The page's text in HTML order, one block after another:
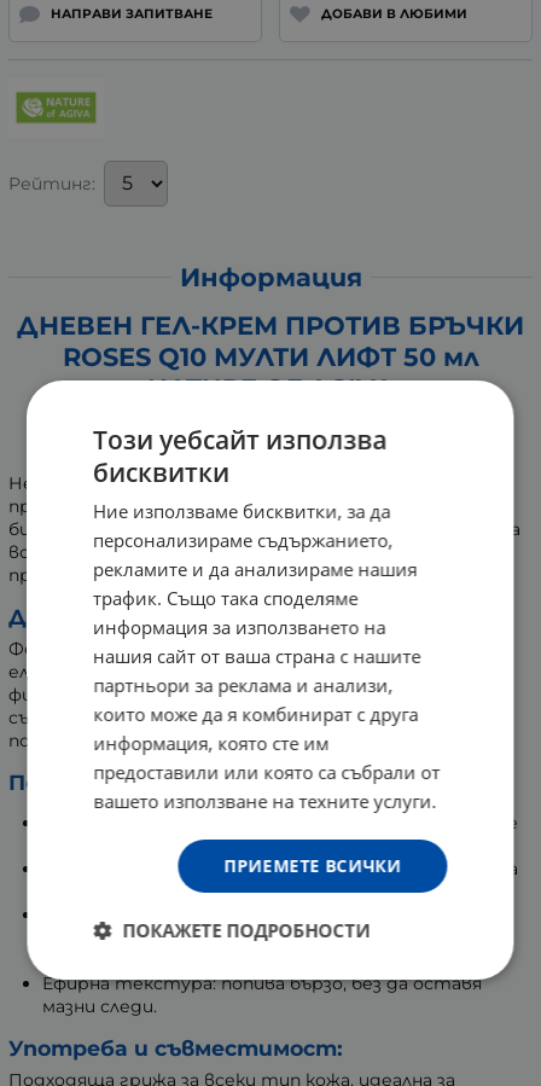
НАПРАВИ ЗАПИТВАНЕ ДОБАВИ В ЛЮБИМИ
Рейтинг:
Информация
ДНЕВЕН ГЕЛ-КРЕМ ПРОТИВ БРЪЧКИ
ROSES Q10 МУЛТИ ЛИФТ 50 мл
NATURE OF AGIVA
Козметична грижа за поддържане на
красив, гладък и сияен вид на кожата
Нежен дневен гел-крем с 98% съставки с натурален
произход. Формулата е обогатена с коензим Q10,
биомиметичен пептид, хиалуронова киселина и розова
вода, които спомагат за омекотяване на видимите
признаци на стареене.
Действие:
Формулата спомага за подобряване на усещането за
еластичност и плътност, намалява видимостта на
фините линии и пигментните петна, като
същевременно осигурява интензивна хидратация и
поддържа сияйния тен.
Ползи:
Грижа срещу стареене: визуално изглажда фините
бръчки и линии.
Поддържане на еластичността: кожата изглежда
по-стегната, плътна и тонизирана.
розова вода и хиалуронова киселина освежават и
Ефирна текстура: попива бързо, без да оставя
мазни следи.
Употреба и съвместимост:
Подходяща грижа за всеки тип кожа, идеална за
Този уебсайт използва
бисквитки
Ние използваме бисквитки, за да
персонализираме съдържанието,
рекламите и да анализираме нашия
трафик. Също така споделяме
информация за използването на
нашия сайт от ваша страна с нашите
партньори за реклама и анализи,
които може да я комбинират с друга
информация, която сте им
предоставили или която са събрали от
вашето използване на техните услуги.
ПРИЕМЕТЕ ВСИЧКИ
ПОКАЖЕТЕ ПОДРОБНОСТИ